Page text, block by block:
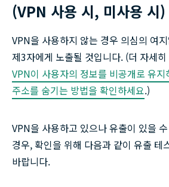
(VPN 사용 시, 미사용 시)
VPN을 사용하지 않는 경우 의심의 여
제3자에게 노출될 것입니다. (더 자세
VPN이 사용자의 정보를 비공개로 유
주소를 숨기는 방법을 확인하세요.)
VPN을 사용하고 있으나유출이 있을
경우, 확인을 위해 다음과 같이 유출 테
바랍니다.